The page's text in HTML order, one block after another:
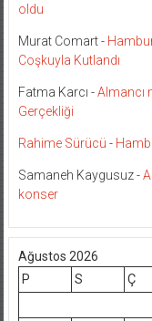
oldu
Murat Comart-
Coşkuyla Kutlandı
Fatma Karcı -Almancı
Gerçekliği
Rahime Sürücü -
Samaneh Kaygusuz-
konser
Ağustos 2026
P
S Ç